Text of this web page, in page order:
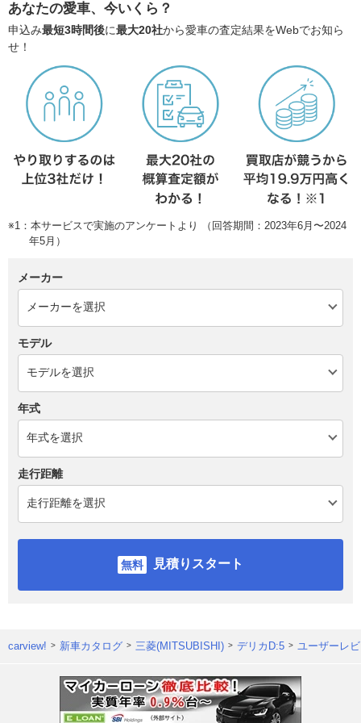
あなたの愛車、今いくら？
申込み最短3時間後に最大20社から愛車の査定結果をWebでお知ら
せ！
※1：本サービスで実施のアンケートより （回答期間：2023年6月〜2024
年5月）
メーカー
モデル
年式
走行距離
見積りスタート
carview! 新車カタログ 三菱(MITSUBISHI) デリカD:5 ユーザーレ